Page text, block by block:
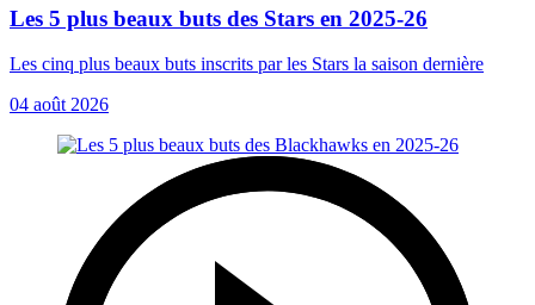
Les 5 plus beaux buts des Stars en 2025-26
Les cinq plus beaux buts inscrits par les Stars la saison dernière
04 août 2026